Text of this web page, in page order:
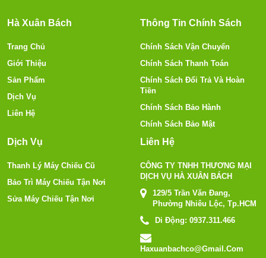
Hà Xuân Bách
Trang Chủ
Giới Thiệu
Sản Phẩm
Dịch Vụ
Liên Hệ
Thông Tin Chính Sách
Chính Sách Vận Chuyển
Chính Sách Thanh Toán
Chính Sách Đổi Trả Và Hoàn
Tiền
Chính Sách Bảo Hành
Chính Sách Bảo Mật
Dịch Vụ
Thanh Lý Máy Chiếu Cũ
Bảo Trì Máy Chiếu Tận Nơi
Sửa Máy Chiếu Tận Nơi
Liên Hệ
CÔNG TY TNHH THƯƠNG MẠI
DỊCH VỤ HÀ XUÂN BÁCH
129/5 Trần Văn Đang,
Phường Nhiêu Lộc, Tp.HCM
Di Động: 0937.311.466
Haxuanbachco@gmail.com